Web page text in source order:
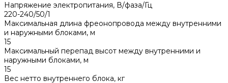
Напряжение электропитания, В/фаза/Гц
220-240/50/1
Максимальная длина фреонопровода между внутренними
и наружными блоками, м
15
Максимальный перепад высот между внутренними и
наружными блоками, м
15
Вес нетто внутреннего блока, кг